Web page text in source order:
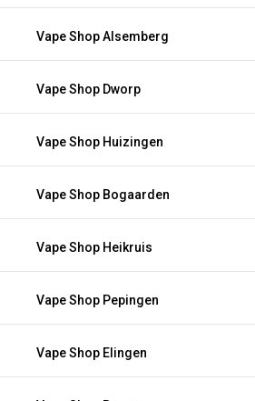
Vape Shop Alsemberg
Vape Shop Dworp
Vape Shop Huizingen
Vape Shop Bogaarden
Vape Shop Heikruis
Vape Shop Pepingen
Vape Shop Elingen